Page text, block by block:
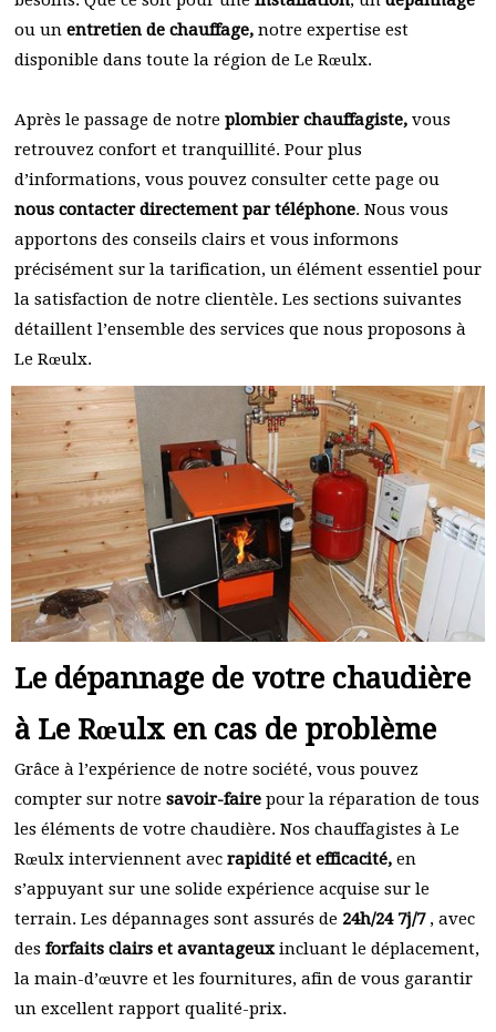
ou un entretien de chauffage, notre expertise est
disponible dans toute la région de Le Rœulx.
Après le passage de notre plombier chauffagiste, vous
retrouvez confort et tranquillité. Pour plus
d’informations, vous pouvez consulter cette page ou
nous contacter directement par téléphone. Nous vous
apportons des conseils clairs et vous informons
précisément sur la tarification, un élément essentiel pour
la satisfaction de notre clientèle. Les sections suivantes
détaillent l’ensemble des services que nous proposons à
Le Rœulx.
Le dépannage de votre chaudière
à Le Rœulx en cas de problème
Grâce à l’expérience de notre société, vous pouvez
compter sur notre savoir-faire pour la réparation de tous
les éléments de votre chaudière. Nos chauffagistes à Le
Rœulx interviennent avec rapidité et efficacité, en
s’appuyant sur une solide expérience acquise sur le
terrain. Les dépannages sont assurés de 24h/24 7j/7, avec
des forfaits clairs et avantageuxincluant le déplacement,
la main-d’œuvre et les fournitures, afin de vous garantir
un excellent rapport qualité-prix.